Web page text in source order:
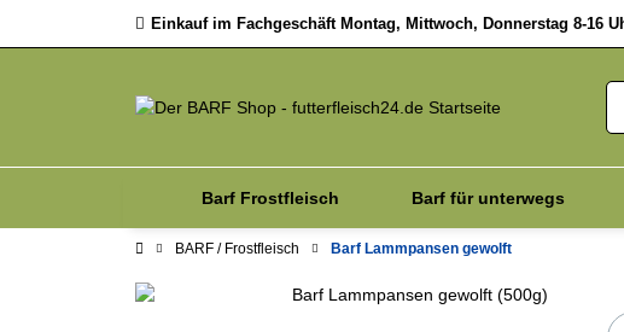
Einkauf im Fachgeschäft Montag, Mittwoch, Donnerstag 8-16
Barf Frostfleisch Barf für unterwegs
Sale Zubehör
BARF / Frostfleisch Barf Lammpansen gewolft